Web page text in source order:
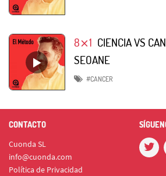
8⨯1 CIENCIA VS
SEOANE
#CANCER
CONTACTO
Cuonda SL
info@cuonda.com
Política de Privacidad